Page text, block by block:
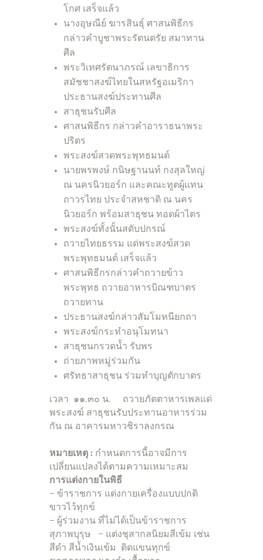
โกศ เสร็จแล้ว
นางอุษณีย์ ฆารสินธุ์ ศาสนพิธีกร
กล่าวคำบูชาพระรัตนตรัย สมาทาน
ศีล
พระวิเทศรัตนาภรณ์ เลขาธิการ
สมัชชาสงฆ์ไทยในสหรัฐอเมริกา
ประธานสงฆ์ประทานศีล
สาธุชนรับศีล
ศาสนพิธีกร กล่าวคำอาราธนาพระ
ปริตร
พระสงฆ์สวดพระพุทธมนต์
นายพรพงษ์ กนิษฐานนท์ กงสุลใหญ่
ณ นครนิวยอร์ก และคณะทูตผู้แทน
ถาวรไทย ประจำสหชาติ ณ นคร
นิวยอร์ก พร้อมสาธุชน ทอดผ้าไตร
พระสงฆ์ทั้งนั้นสดับปกรณ์
ถวายไทยธรรม แด่พระสงฆ์สวด
พระพุทธมนต์ เสร็จแล้ว
ศาสนพิธีกรกล่าวคำถวายข้าว
พระพุทธ ถวายอาหารบิณฑบาตร
ถวายทาน
ประธานสงฆ์กล่าวสัมโมทนียกถา
พระสงฆ์กระทำอนุโมทนา
สาธุชนกรวดน้ำ รับพร
ถ่ายภาพหมู่ร่วมกัน
ศรัทธาสาธุชน ร่วมทำบุญตักบาตร
เวลา ๑๑.๓๐ น. ถวายภัตตาหารเพลแด่
พระสงฆ์ สาธุชนรับประทานอาหารร่วม
กัน ณ อาคารมหาวชิราลงกรณ
หมายเหตุ : กำหนดการนี้อาจมีการ
เปลี่ยนแปลงได้ตามความเหมาะสม
การแต่งกายในพิธี
– ข้าราชการ แต่งกายเครื่องแบบปกติ
ขาวไว้ทุกข์
– ผู้ร่วมงาน ที่ไม่ได้เป็นข้าราชการ
สุภาพบุรุษ – แต่งชุสากลนิยมสีเข้ม เช่น
สีดำ สีน้ำเงินเข้ม ติดแขนทุกข์